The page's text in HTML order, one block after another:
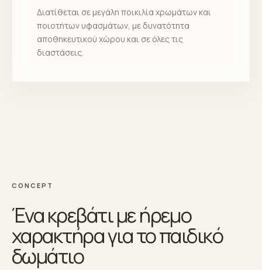
Διατίθεται σε μεγάλη ποικιλία χρωμάτων και
ποιοτήτων υφασμάτων, με δυνατότητα
αποθηκευτικού χώρου και σε όλες τις
διαστάσεις.
CONCEPT
Ένα κρεβάτι με ήρεμο
χαρακτήρα για το παιδικό
δωμάτιο